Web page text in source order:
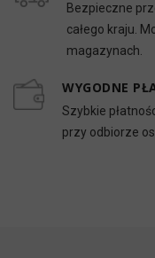
Bezpieczne
całego kraju.
magazynach.
WYGODNE
Szybkie
przy odbiorze